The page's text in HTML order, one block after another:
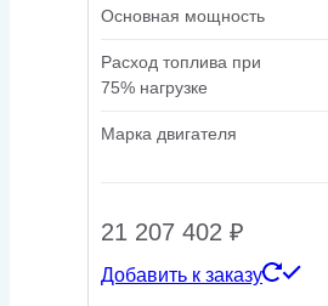
Основная мощность
Расход топлива при
75% нагрузке
Марка двигателя
21 207 402 ₽
Добавить к заказу